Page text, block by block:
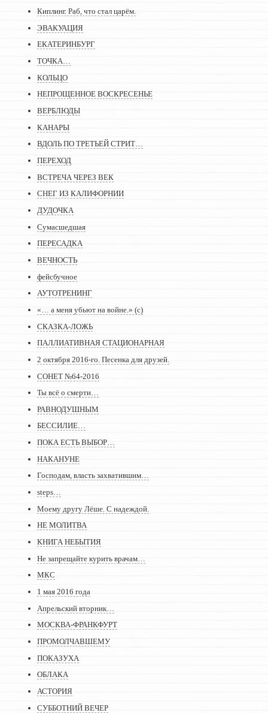
Киплинг. Раб, что стал царём.
ЭВАКУАЦИЯ
ЕКАТЕРИНБУРГ
ТОЧКА…
КОЛЬЦО
НЕПРОЩЕННОЕ ВОСКРЕСЕНЬЕ
ВЕРБЛЮДЫ
КАНАРЫ
ВДОЛЬ ПО ТРЕТЬЕЙ СТРИТ…
ПЕРЕХОД
ВСТРЕЧА ЧЕРЕЗ ВЕК
СНЕГ ИЗ КАЛИФОРНИИ
ДУДОЧКА
Сумасшедшая
ПЕРЕСАДКА
ВЕЧНОСТЬ
фейсбучное
АУТОТРЕНИНГ
«… а меня убьют на войне.» (с)
СКАЗКА-ЛОЖЬ
ПАЛЛИАТИВНАЯ СТАЦИОНАРНАЯ
2 октября 2016-го. Песенка для друзей.
СОНЕТ №64-2016
Ты всё о смерти…
РАВНОДУШНЫМ
БЕССИЛИЕ…
ПОКА ЕСТЬ ВЫБОР…
НАКАНУНЕ
Господам, власть захватившим…
steps…
Моему другу Лёше. С надеждой.
НЕ МОЛИТВА
КНИГА НЕБЫТИЯ
Не запрещайте курить врачам…
МКС
1 мая 2016 года
Апрельский вторник…
МОСКВА-ФРАНКФУРТ
ПРОМОЛЧАВШЕМУ
ПОКАЗУХА
ОБЛАКА
АСТОРИЯ
СУББОТНИЙ ВЕЧЕР